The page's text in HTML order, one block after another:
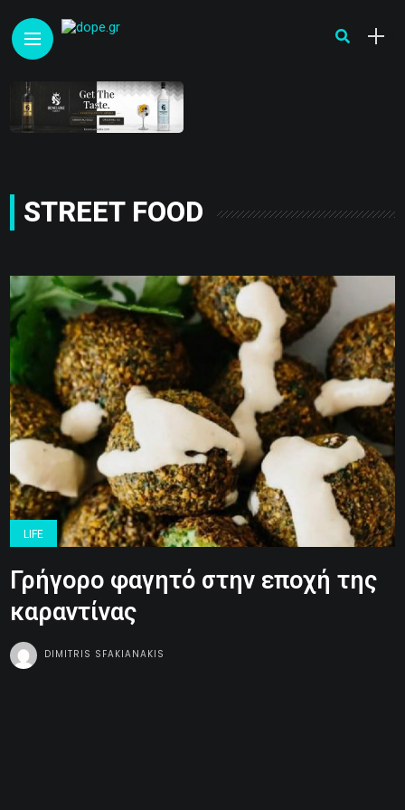
STREET FOOD
LIFE
Γρήγορο φαγητό στην εποχή της
καραντίνας
DIMITRIS SFAKIANAKIS